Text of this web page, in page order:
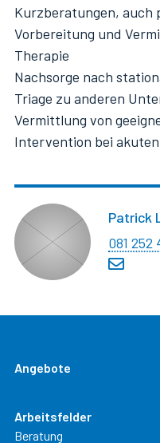
Kurzberatungen, auch
Vorbereitung und
Therapie
Nachsorge nach
Triage zu anderen
Vermittlung von
Intervention bei
Patrick
081 252
Angebote
Arbeitsfelder
Beratung